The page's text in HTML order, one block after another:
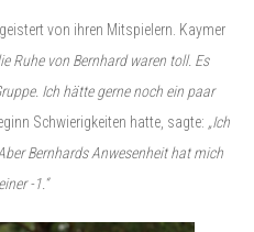
von ihren Mitspielern. Kaymer
Ruhe von Bernhard waren toll. Es
Ich hätte gerne noch ein paar
Schwierigkeiten hatte, sagte: „Ich
Bernhards Anwesenheit hat mich
-1.“